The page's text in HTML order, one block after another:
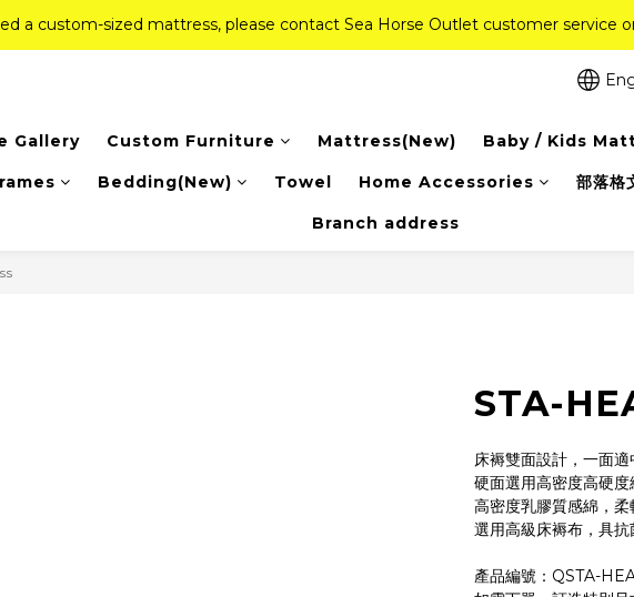
a custom-sized mattress, please contact Sea Horse Outlet customer service
a custom-sized mattress, please contact Sea Horse Outlet customer service
Series: 18% off (New Ever Memory & Health Memory Mattresses) + Free Gift +
a custom-sized mattress, please contact Sea Horse Outlet customer service
Gallery Custom Furniture Mattress(New) Baby / Kids
Bedding(New) Towel Home Accessories 部落格
Branch address
STA-
床褥雙面設計，一面
硬面選用高密度高硬
高密度乳膠質感綿，
選用高級床褥布，具
產品編號：QSTA-